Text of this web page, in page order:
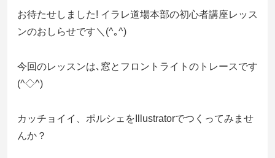
お待たせしました! イラレ道場本部の初心者講座レッス
ンのおしらせです＼(^｡^)
今回のレッスンは､窓とフロントライトのトレースです
(^◇^)
カッチョイイ、ポルシェをIllustratorでつくってみませ
んか？